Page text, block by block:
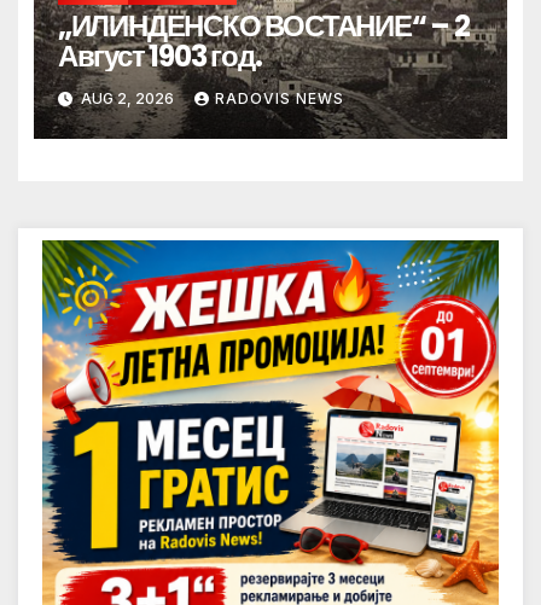
„ИЛИНДЕНСКО ВОСТАНИЕ“ – 2
Август 1903 год.
AUG 2, 2026 RADOVIS NEWS